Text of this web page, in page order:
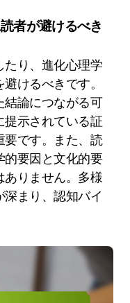
者が避けるべき
たり、進化心理学
けるべきです。
結論につながる可
提示されている証
要です。また、読
的要因と文化的要
ありません。多様
まり、認知バイ